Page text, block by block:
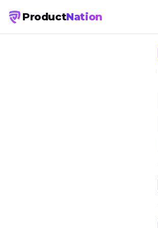
ProductNation